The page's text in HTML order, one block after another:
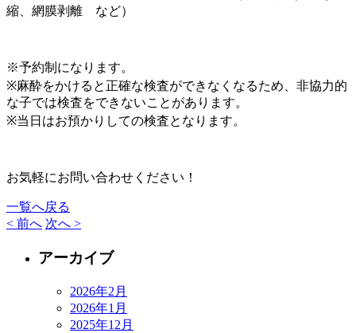
縮、網膜剥離 など）
※予約制になります。
※麻酔をかけると正確な検査ができなくなるため、非協力的
な子では検査をできないことがあります。
※当日はお預かりしての検査となります。
お気軽にお問い合わせください！
一覧へ戻る
< 前へ 次へ >
アーカイブ
2026年2月
2026年1月
2025年12月